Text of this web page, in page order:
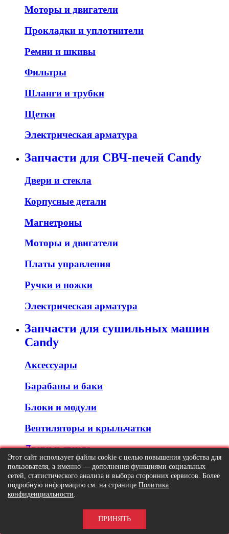
Моторы и двигатели
Прокладки и уплотнители
Ремни и шкивы
Фильтры
Шланги и трубки
Щетки
Электрическая арматура
Запчасти для СВЧ-печей Candy
Двери и стекла
Корпусные детали
Магнетроны
Моторы и двигатели
Платы управления
Ручки и ножки
Электрическая арматура
Запчасти для сушильных машин
Candy
Аксессуары
Барабаны и баки
Блоки и модули
Вентиляторы и крыльчатки
Двери и стекла
Клапаны и реле
Компрессоры
Конденсаторы
Этот сайт использует файлы cookie с целью повышения удобства для
пользователя, а именно — дополнения функциями социальных
сетей, статистического анализа и выбора сторонних сервисов. Более
подробную информацию см. на странице Политика
конфиденциальности.
ПРИНЯТЬ